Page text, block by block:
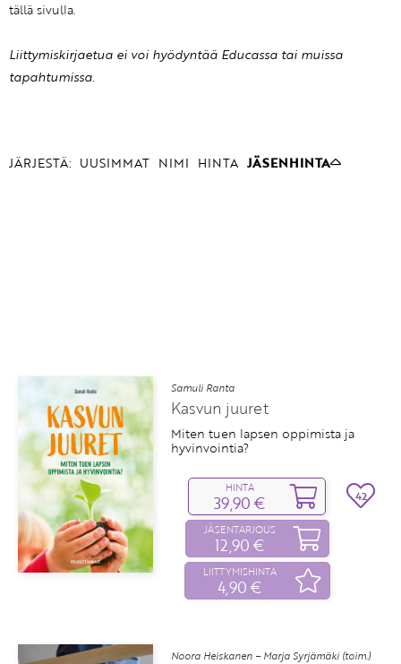
tällä sivulla.
Liittymiskirjaetua ei voi hyödyntää Educassa tai muissa
tapahtumissa.
JÄRJESTÄ: UUSIMMAT NIMI HINTA JÄSENHINTA
Samuli Ranta
Kasvun juuret
Miten tuen lapsen oppimista ja
hyvinvointia?
HINTA
39,90 €
JÄSENTARJOUS
12,90 €
LIITTYMISHINTA
4,90 €
42
Noora Heiskanen – Marja Syrjämäki (toim.)